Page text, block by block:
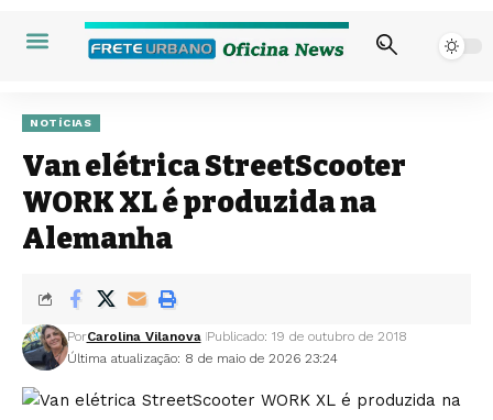
NOTÍCIAS
Van elétrica StreetScooter
WORK XL é produzida na
Alemanha
Última atualização: 8 de maio de 2026 23:24
PorCarolina Vilanova Publicado: 19 de outubro de 2018